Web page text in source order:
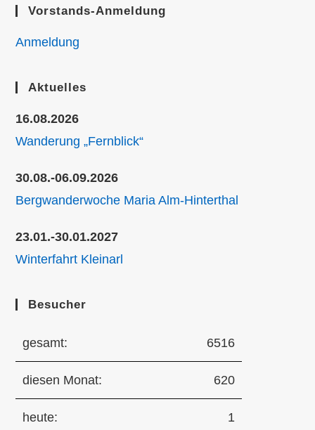
Vorstands-Anmeldung
Anmeldung
Aktuelles
16.08.2026
Wanderung „Fernblick“
30.08.-06.09.2026
Bergwanderwoche Maria Alm-Hinterthal
23.01.-30.01.2027
Winterfahrt Kleinarl
Besucher
gesamt: 6516
diesen Monat: 620
heute: 1